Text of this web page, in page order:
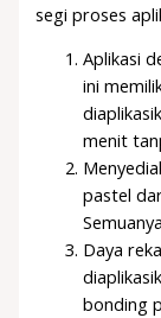
segi proses
Aplikasi
ini
menit
pastel
Daya
bonding